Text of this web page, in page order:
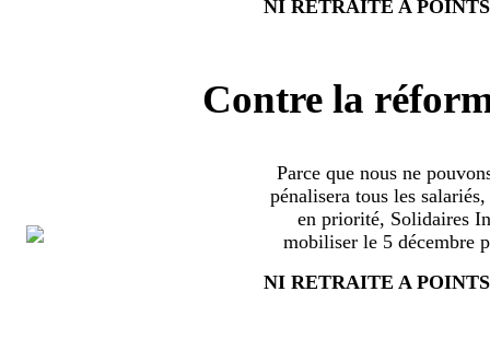
NI RETRAITE A
Contre la
Parce que nous ne
pénalisera tous les
en priorité, Solidaires
mobiliser le 5 décembre
NI RETRAITE A